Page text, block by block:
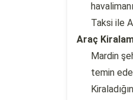
Taksi ile
Araç
Mardin
temin